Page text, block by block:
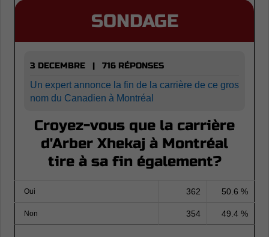
SONDAGE
3 DECEMBRE | 716 RÉPONSES
Un expert annonce la fin de la carrière de ce gros
nom du Canadien à Montréal
Croyez-vous que la carrière
d'Arber Xhekaj à Montréal
tire à sa fin également?
Oui 362 50.6 %
Non 354 49.4 %